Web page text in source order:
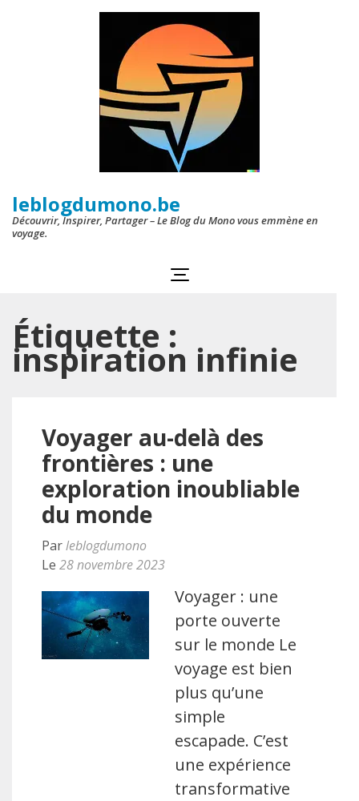
leblogdumono.be
Découvrir, Inspirer, Partager – Le Blog du Mono vous emmène en
voyage.
Étiquette :
inspiration infinie
Voyager au-delà des
frontières : une
exploration inoubliable
du monde
Parleblogdumono
Le 28 novembre 2023
Voyager : une
porte ouverte
sur le monde Le
voyage est bien
plus qu’une
simple
escapade. C’est
une expérience
transformative